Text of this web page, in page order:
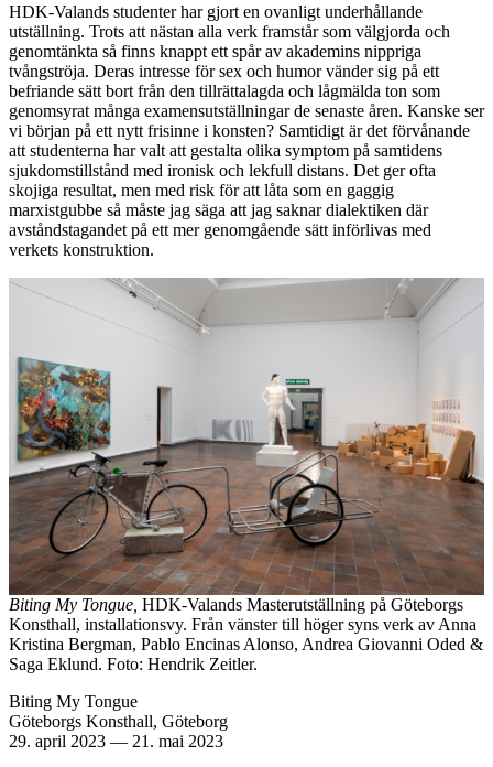
HDK-Valands studenter har gjort en ovanligt underhållande
utställning. Trots att nästan alla verk framstår som välgjorda och
genomtänkta så finns knappt ett spår av akademins nippriga
tvångströja. Deras intresse för sex och humor vänder sig på ett
befriande sätt bort från den tillrättalagda och lågmälda ton som
genomsyrat många examensutställningar de senaste åren. Kanske ser
vi början på ett nytt frisinne i konsten? Samtidigt är det förvånande
att studenterna har valt att gestalta olika symptom på samtidens
sjukdomstillstånd med ironisk och lekfull distans. Det ger ofta
skojiga resultat, men med risk för att låta som en gaggig
marxistgubbe så måste jag säga att jag saknar dialektiken där
avståndstagandet på ett mer genomgående sätt införlivas med
verkets konstruktion.
Biting My Tongue, HDK-Valands Masterutställning på Göteborgs
Konsthall, installationsvy. Från vänster till höger syns verk av Anna
Kristina Bergman, Pablo Encinas Alonso, Andrea Giovanni Oded &
Saga Eklund. Foto: Hendrik Zeitler.
Biting My Tongue
Göteborgs Konsthall, Göteborg
29. april 2023 — 21. mai 2023